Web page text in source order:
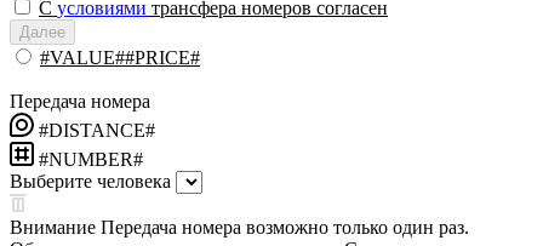
С условиями трансфера номеров согласен
Далее
#VALUE##PRICE#
Передача номера
#DISTANCE#
#NUMBER#
Выберите человека
Внимание Передача номера возможно только один раз.